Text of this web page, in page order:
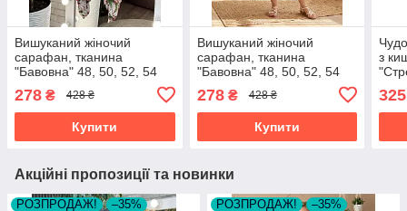
Вишуканий жіночий
сарафан, тканина
"Бавовна" 48, 50, 52, 54
278 ₴ 428 ₴
Купити
Вишуканий жіночий
сарафан, тканина
"Бавовна" 48, 50, 52, 54
278₴ 428 ₴
Купити
з
325
Акційні пропозиції та новинки
РОЗПРОДАЖ! –35% РОЗПРОДАЖ! –35%